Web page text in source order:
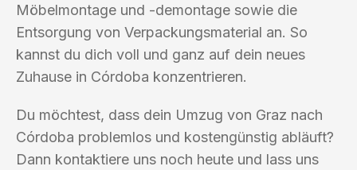
Möbelmontage und -demontage sowie die
Entsorgung von Verpackungsmaterial an. So
kannst du dich voll und ganz auf dein neues
Zuhause in Córdoba konzentrieren.
Du möchtest, dass dein Umzug von Graz nach
Córdoba problemlos und kostengünstig abläuft?
Dann kontaktiere uns noch heute und lass uns